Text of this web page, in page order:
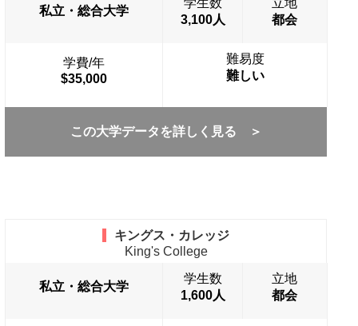
私立・総合大学
3,100人
都会
学費/年
$35,000
難易度
難しい
この大学データを詳しく見る ＞
キングス・カレッジ
King's College
私立・総合大学
学生数
1,600人
立地
都会